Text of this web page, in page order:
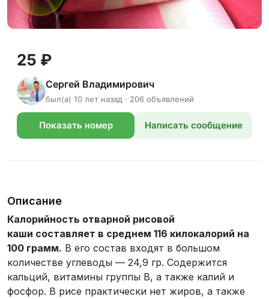
25 ₽
Сергей Владимирович
был(а) 10 лет назад · 206 объявлений
Показать номер Написать сообщение
Описание
Калорийность отварной рисовой
каши составляет в среднем 116 килокалорий на
100 грамм. В его состав входят в большом
количестве углеводы — 24,9 гр. Содержится
кальций, витамины группы B, а также калий и
фосфор. В рисе практически нет жиров, а также